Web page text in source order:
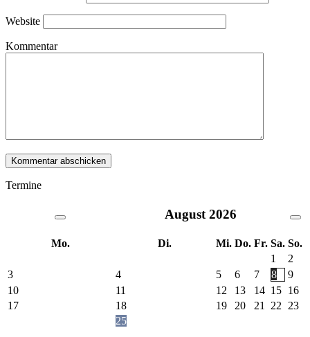
Website
Kommentar
Termine
August 2026
Mo. Di. Mi. Do. Fr. Sa. So.
1
2
3
4 5 6 7 8
9
10
11 12 13 14 15 16
17
18 19 20 21 22 23
25